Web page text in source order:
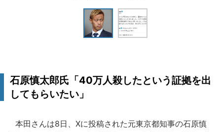
石原慎太郎氏「40万人殺したという証拠を出
してもらいたい」
本田さんは8日、Xに投稿された元東京都知事の石原慎